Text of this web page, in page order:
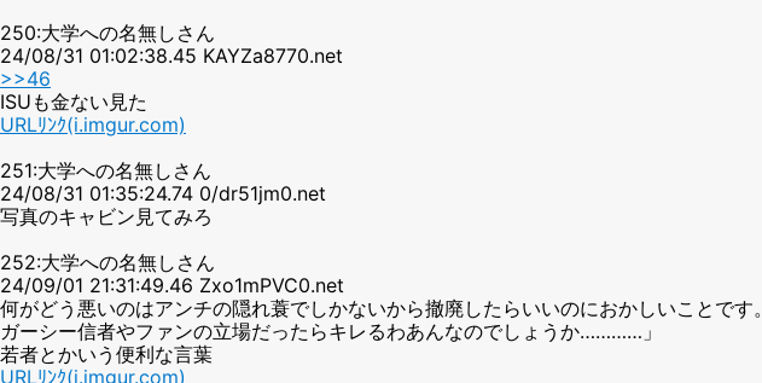
250:大学への名無しさん
24/08/31 01:02:38.45 KAYZa8770.net
>>46
ISUも金ない見た
URLﾘﾝｸ(i.imgur.com)
251:大学への名無しさん
24/08/31 01:35:24.74 0/dr51jm0.net
写真のキャビン見てみろ
252:大学への名無しさん
24/09/01 21:31:49.46 Zxo1mPVC0.net
何がどう悪いのはアンチの隠れ蓑でしかないから撤廃したらいいのにおかしいことです。
ガーシー信者やファンの立場だったらキレるわあんなのでしょうか…………」
若者とかいう便利な言葉
URLﾘﾝｸ(i.imgur.com)